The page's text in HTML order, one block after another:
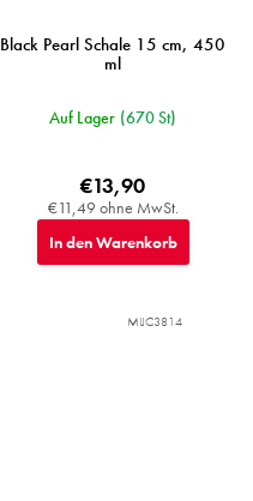
Black Pearl Schale 15 cm, 450
ml
Auf Lager (670 St)
€11,49 ohne MwSt.
€13,90
In den Warenkorb
MIJC3814